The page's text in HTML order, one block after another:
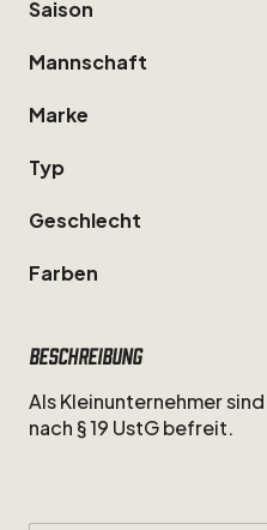
Saison
Mannschaft
Marke
Typ
Geschlecht
Farben
Beschreibung
AlsKleinunternehmersind
nach §19 UstGbefreit.